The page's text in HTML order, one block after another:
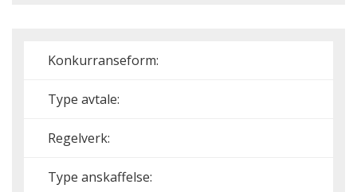
Konkurranseform:
Type avtale:
Regelverk:
Type anskaffelse: